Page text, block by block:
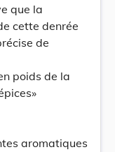
que la
cette denrée
de
poids de la
aromatiques